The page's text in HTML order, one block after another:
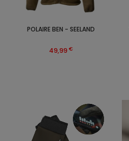
POLAIRE BEN - SEELAND
49,99 €